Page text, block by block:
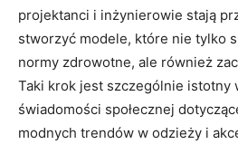
projektanci i inżynierowie stają
stworzyć modele, które nie tylko
normy zdrowotne, ale również
Taki krok jest szczególnie istotny
świadomości społecznej
modnych trendów w odzieży i